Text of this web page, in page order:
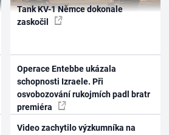
Tank KV-1 Němce dokonale
zaskočil
Operace Entebbe ukázala
schopnosti Izraele. Při
osvobozování rukojmích padl bratr
premiéra
Video zachytilo výzkumníka na